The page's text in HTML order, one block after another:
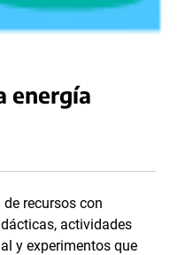
energía
recursos con
actividades
y experimentos que